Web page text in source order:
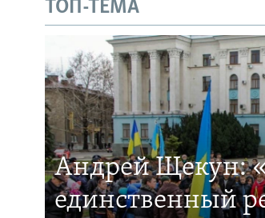
ТОП-ТЕМА
Андрей Щекун:
единственный